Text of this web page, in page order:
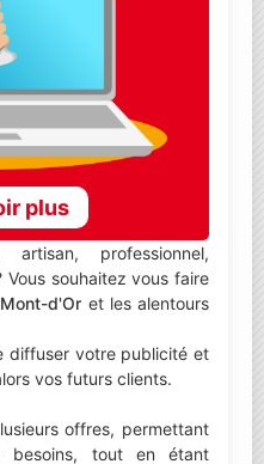
plus
professionnel,
souhaitez vous faire
d'Or et les alentours
diffuser votre publicité et
vos futurs clients.
offres, permettant
tout en étant